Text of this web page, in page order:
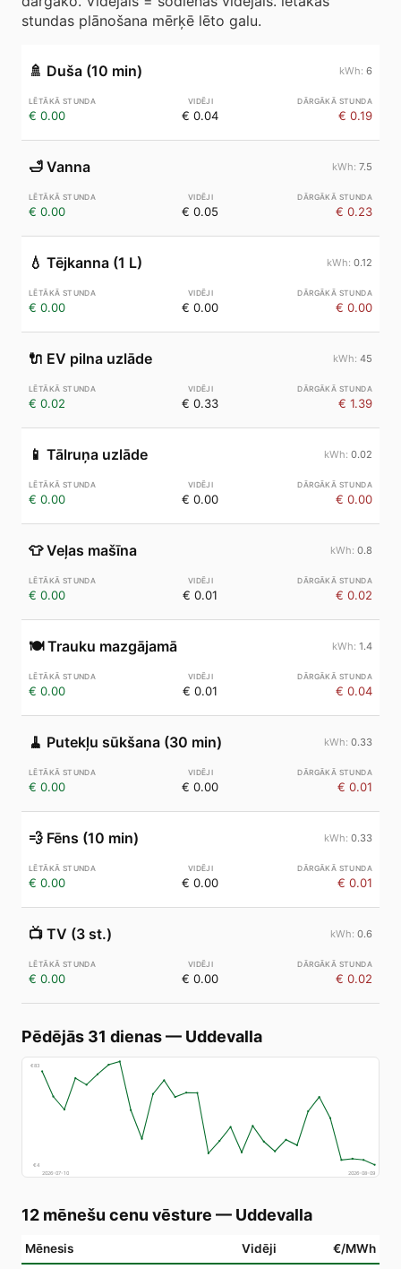
stundas plānošana mērķē lēto galu.
🚿 Duša (10 min) 6
€ 0.00 € 0.04 € 0.19
🛁 Vanna 7.5
€ 0.00 € 0.05 € 0.23
💧 Tējkanna (1 L) 0.12
€ 0.00 € 0.00 € 0.00
🔌 EV pilna uzlāde 45
€ 0.02 € 0.33 € 1.39
📱 Tālruņa uzlāde 0.02
€ 0.00 € 0.00 € 0.00
👕 Veļas mašīna 0.8
€ 0.00 € 0.01 € 0.02
🍽️ Trauku mazgājamā 1.4
€ 0.00 € 0.01 € 0.04
🧹 Putekļu sūkšana (30 min) 0.33
€ 0.00 € 0.00 € 0.01
💨 Fēns (10 min) 0.33
€ 0.00 € 0.00 € 0.01
📺 TV (3 st.) 0.6
€ 0.00 € 0.00 € 0.02
Pēdējās 31 dienas— Uddevalla
€83
€4
2026-07-10
2026-08-09
12 mēnešu cenu vēsture — Uddevalla
Mēnesis Vidēji €/MWh